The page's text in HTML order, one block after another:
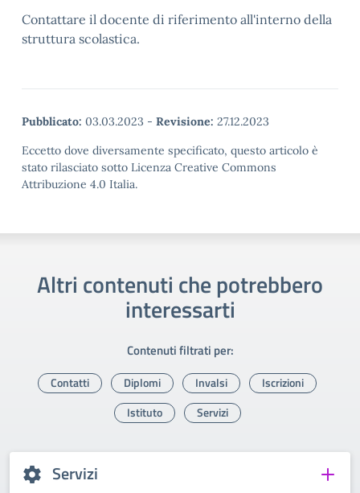
Contattare il docente di riferimento all'interno della
struttura scolastica.
Pubblicato: 03.03.2023 - Revisione: 27.12.2023
Eccetto dove diversamente specificato, questo articolo è
stato rilasciato sotto Licenza Creative Commons
Attribuzione 4.0 Italia.
Altri contenuti che potrebbero
interessarti
Contenuti filtrati per:
Contatti Diplomi Invalsi
Iscrizioni
Istituto
Servizi
Servizi